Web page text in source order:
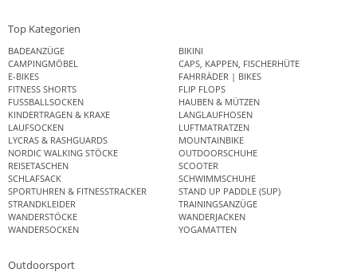
Top Kategorien
BADEANZÜGE
BIKINI
CAMPINGMÖBEL
CAPS, KAPPEN, FISCHERHÜTE
E-BIKES
FAHRRÄDER | BIKES
FITNESS SHORTS
FLIP FLOPS
FUSSBALLSOCKEN
HAUBEN & MÜTZEN
KINDERTRAGEN & KRAXE
LANGLAUFHOSEN
LAUFSOCKEN
LUFTMATRATZEN
LYCRAS & RASHGUARDS
MOUNTAINBIKE
NORDIC WALKING STÖCKE
OUTDOORSCHUHE
REISETASCHEN
SCOOTER
SCHLAFSACK
SCHWIMMSCHUHE
SPORTUHREN & FITNESSTRACKER
STAND UP PADDLE (SUP)
STRANDKLEIDER
TRAININGSANZÜGE
WANDERSTÖCKE
WANDERJACKEN
WANDERSOCKEN
YOGAMATTEN
Outdoorsport